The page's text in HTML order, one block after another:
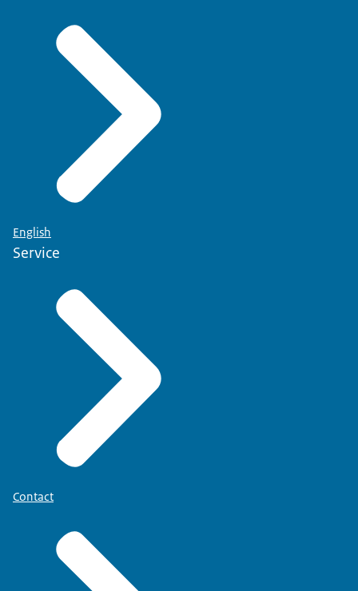
English
Service
Contact